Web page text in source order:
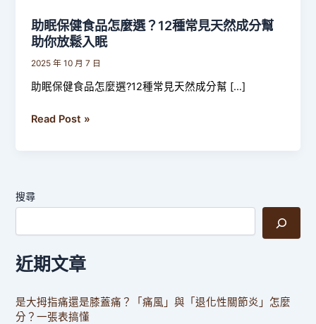
助眠保健食品怎麼選？12種常見天然成分幫
助你放鬆入眠
2025 年 10 月 7 日
助眠保健食品怎麼選?12種常見天然成分幫 […]
保
健
食
怎
見
分
助
你
Read Post »
搜尋
近期文章
是大拇指痛還是膝蓋痛？「痛風」與「退化性關節炎」怎麼
分？一張表搞懂